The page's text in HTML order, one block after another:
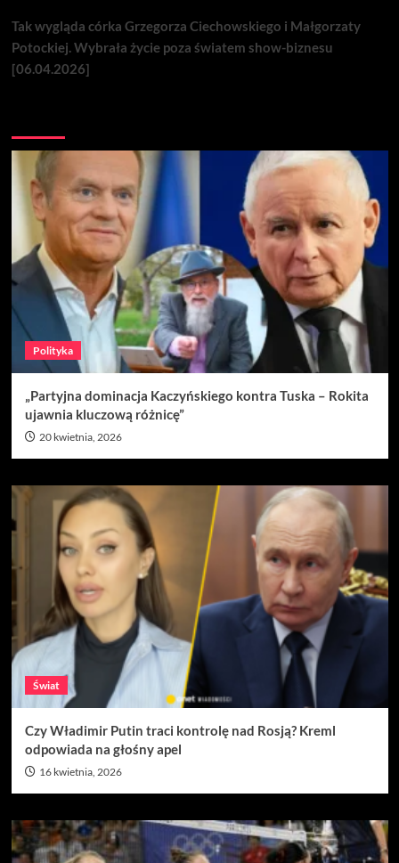
Tak wygląda córka Grzegorza Ciechowskiego i Małgorzaty
Potockiej. Wybrała życie poza światem show-biznesu
[06.04.2026]
Polityka
„Partyjna dominacja Kaczyńskiego kontra Tuska – Rokita
ujawnia kluczową różnicę”
20 kwietnia, 2026
Świat
Czy Władimir Putin traci kontrolę nad Rosją? Kreml
odpowiada na głośny apel
16 kwietnia, 2026